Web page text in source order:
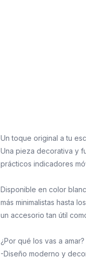
Un toque original a tu
Una pieza decorativa y
prácticos indicadores
Disponible en color
más minimalistas hasta
un accesorio tan útil
¿Por qué los vas a amar?
-Diseño moderno y